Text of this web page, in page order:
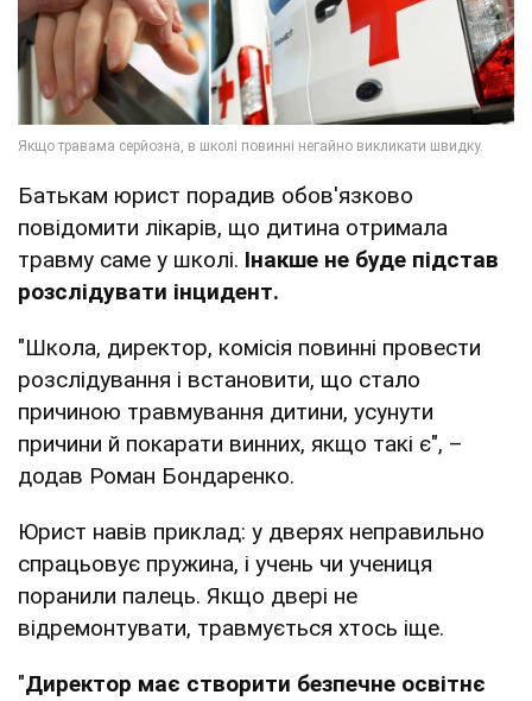
Батькам юрист порадив обов'язково
повідомити лікарів, що дитина отримала
травму саме у школі. Інакше не буде підстав
розслідувати інцидент.
"Школа, директор, комісія повинні провести
розслідування і встановити, що стало
причиною травмування дитини, усунути
причини й покарати винних, якщо такі є", –
додав Роман Бондаренко.
Юрист навів приклад: у дверях неправильно
спрацьовує пружина, і учень чи учениця
поранили палець. Якщо двері не
відремонтувати, травмується хтось іще.
"Директор має створити безпечне освітнє